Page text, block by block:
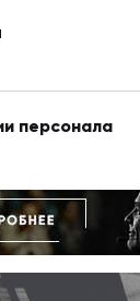
персонала